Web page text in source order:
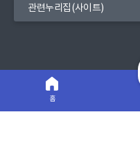
홈
관련누리집(사이트)